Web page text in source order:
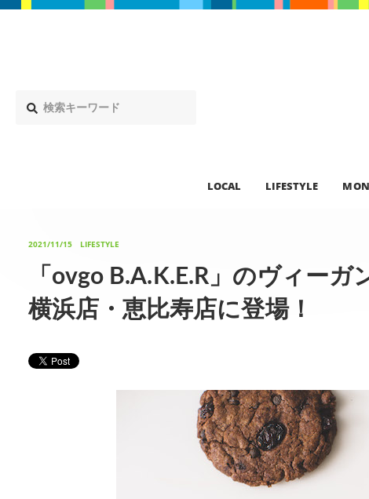
LOCAL LIFESTYLE
2021/11/15 LIFESTYLE
「ovgo B.A.K.E.R」のヴィーガ
横浜店・恵比寿店に登場！